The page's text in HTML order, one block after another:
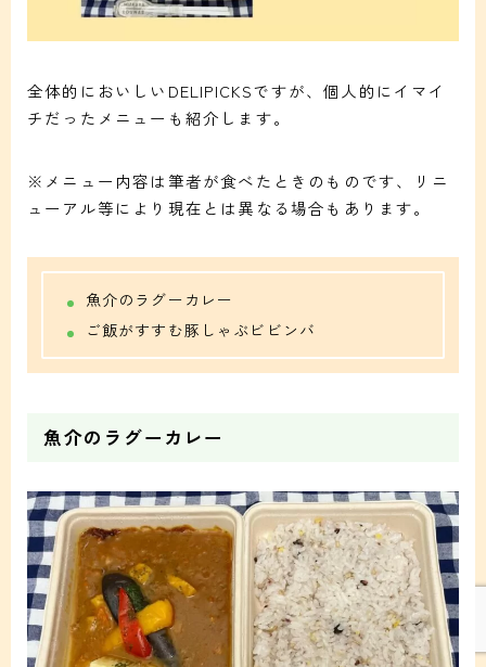
Follow Me
全体的においしいDELIPICKSですが、個人的にイマイ
チだったメニューも紹介します。
※メニュー内容は筆者が食べたときのものです、リニ
ューアル等により現在とは異なる場合もあります。
魚介のラグーカレー
ご飯がすすむ豚しゃぶビビンバ
魚介のラグーカレー